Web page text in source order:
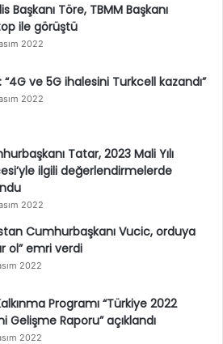
Başkanı Töre, TBMM Başkanı
ile görüştü
2022
“4G ve 5G ihalesini Turkcell kazandı”
2022
Tatar, 2023 Mali Yılı
ilgili değerlendirmelerde
2022
Cumhurbaşkanı Vucic, orduya
ol” emri verdi
2022
Programı “Türkiye 2022
Gelişme Raporu” açıklandı
2022